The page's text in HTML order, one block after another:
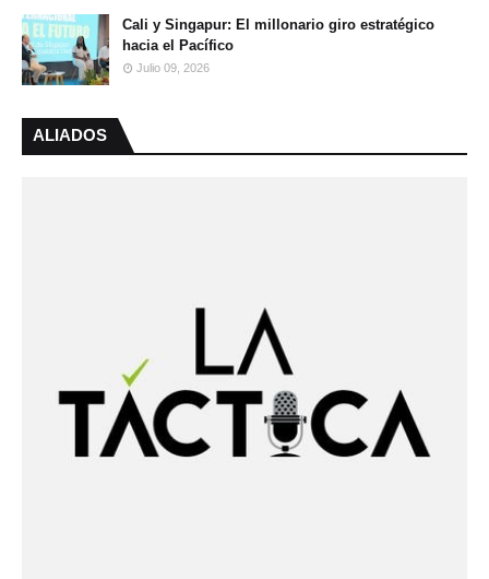
Cali y Singapur: El millonario giro estratégico
hacia el Pacífico
Julio 09, 2026
ALIADOS